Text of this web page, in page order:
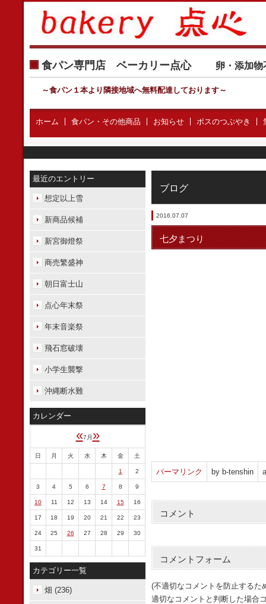
食パン専門店 ベーカリー点心 卵・添加
～食パン１本より隣接地域へ無料配達しております～
ホーム 食パン・その他商品 お知らせ ボスのつぶやき
ブログ
2016.07.07
七夕まつり
パーマリンク by b-tenshin
コメント
コメントフォーム
(不適切なコメントを防止するた
適切なコメントと判断した場合
最近のエントリー
想定以上雪
新商品候補
新宮御燈祭
商売繁盛神
朝日富士山
点心年末祭
年末音楽祭
飛石窓破壊
小学生襲撃
沖縄断水難
カレンダー
«7月 »
日 月 火 水 木 金 土
1 2
3 4 5 6 7 8 9
10 11 12 13 14 15 16
17 18 19 20 21 22 23
24 25 26 27 28 29 30
31
カテゴリー一覧
畑 (236)